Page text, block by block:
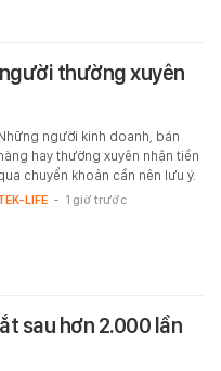
thường xuyên
người kinh doanh, bán
hay thường xuyên nhận tiền
chuyển khoản cần nên lưu ý.
LIFE - 1 giờ trước
sau hơn 2.000 lần